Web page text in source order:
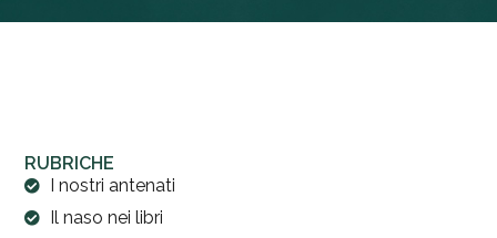
RUBRICHE
I nostri antenati
Il naso nei libri